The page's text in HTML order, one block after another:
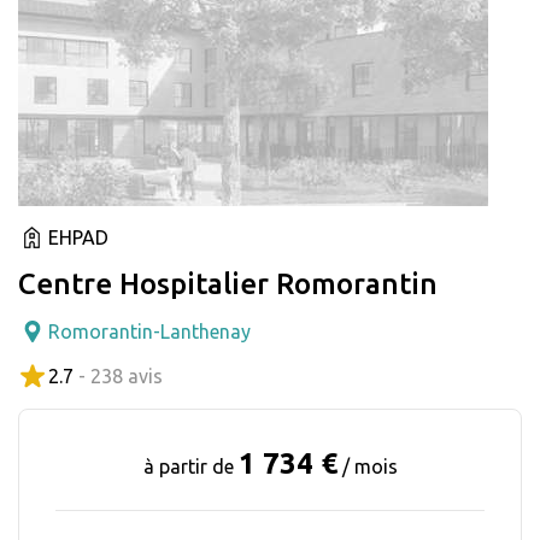
EHPAD
Centre Hospitalier Romorantin
Romorantin-Lanthenay
2.7 - 238 avis
à partir de 1 734 € / mois